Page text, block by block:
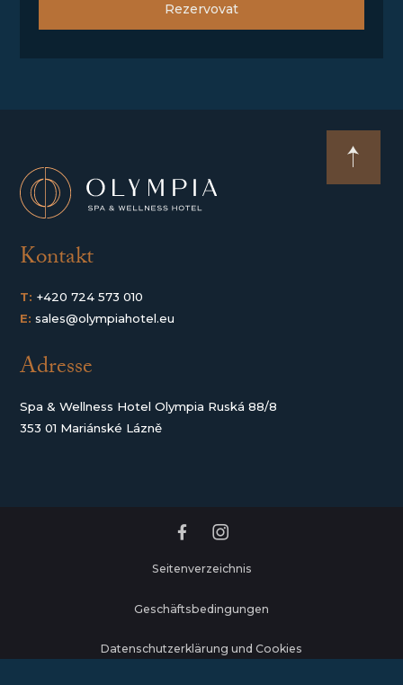
Rezervovat
Kontakt
T: +420 724 573 010
E: sales@olympiahotel.eu
Adresse
Spa & Wellness Hotel Olympia Ruská 88/8
353 01 Mariánské Lázně
Seitenverzeichnis
Geschäftsbedingungen
Datenschutzerklärung und Cookies